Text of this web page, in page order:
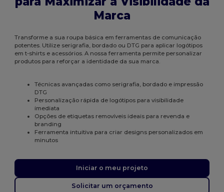
Marca
Transforme a sua roupa básica em ferramentas de comunicação
potentes. Utilize serigrafia, bordado ou DTG para aplicar logótipos
em t-shirts e acessórios. A nossa ferramenta permite personalizar
produtos para reforçar a identidade da sua marca.
Técnicas avançadas como serigrafia, bordado e impressão
DTG
Personalização rápida de logótipos para visibilidade
imediata
Opções de etiquetas removíveis ideais para revenda e
branding
Ferramenta intuitiva para criar designs personalizados em
minutos
Iniciar o meu projeto
Solicitar um orçamento